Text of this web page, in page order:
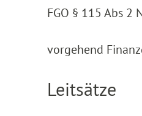
FGO § 115 Abs 2
vorgehend
Leitsätze